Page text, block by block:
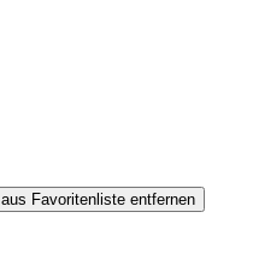
aus Favoritenliste entfernen